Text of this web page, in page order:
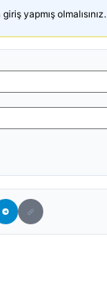
yapmış olmalısınız.